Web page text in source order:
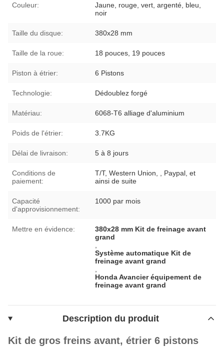
Couleur:
Jaune, rouge, vert, argenté, bleu,
noir
Taille du disque: 380x28 mm
Taille de la roue: 18 pouces, 19 pouces
Piston à étrier: 6 Pistons
Technologie: Dédoublez forgé
Matériau: 6068-T6 alliage d'aluminium
Poids de l'étrier: 3.7KG
Délai de livraison: 5 à 8 jours
Conditions de
paiement:
T/T, Western Union, , Paypal, et
ainsi de suite
Capacité
d'approvisionnement:
1000 par mois
Mettre en évidence:
380x28 mm Kit de freinage avant
grand
Système automatique Kit de
freinage avant grand
Honda Avancier équipement de
freinage avant grand
Description du produit
Kit de gros freins avant, étrier 6 pistons